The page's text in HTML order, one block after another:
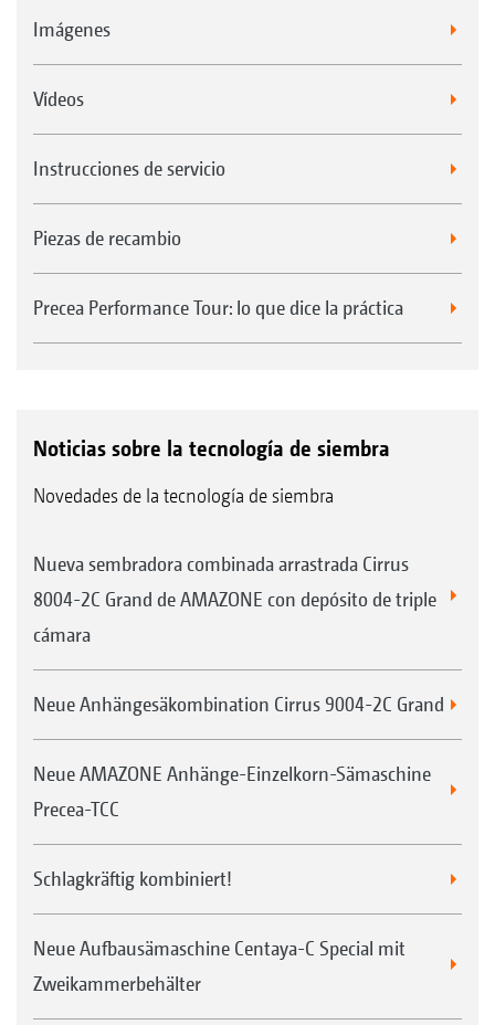
Imágenes
Vídeos
Instrucciones de servicio
Piezas de recambio
Precea Performance Tour: lo que dice la práctica
Noticias sobre la tecnología de siembra
Novedades de la tecnología de siembra
Nueva sembradora combinada arrastrada Cirrus
8004-2C Grand de AMAZONE con depósito de triple
cámara
Neue Anhängesäkombination Cirrus 9004-2C Grand
Neue AMAZONE Anhänge-Einzelkorn-Sämaschine
Precea-TCC
Schlagkräftig kombiniert!
Neue Aufbausämaschine Centaya-C Special mit
Zweikammerbehälter